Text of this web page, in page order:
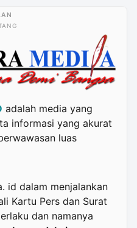
adalah media yang
informasi yang akurat
luas
id dalam menjalankan
Kartu Pers dan Surat
dan namanya